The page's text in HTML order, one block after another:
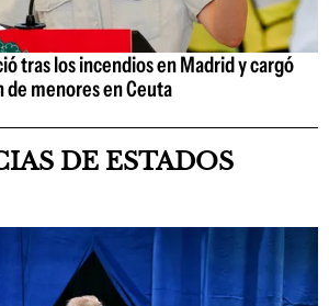
tras los incendios en Madrid y cargó
menores en Ceuta
DE ESTADOS